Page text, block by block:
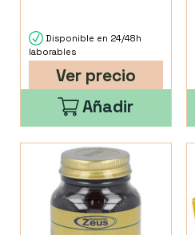
Disponible en 24/48h
laborables
Ver precio
Añadir